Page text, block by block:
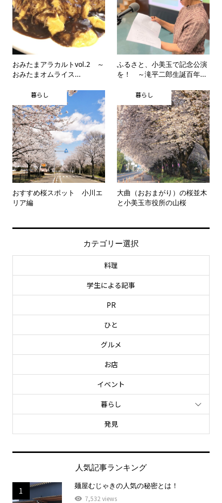
おみたまアラカルトvol.2 ～
おみたまオムライス...
ふるさと、小美玉で記念公演
を！ ～滝平二郎生誕百年...
暮らし
おすすめ桜スポット 小川エ
リア編
暮らし
大曲（おおまがり）の桜並木
と小美玉市役所の山桜
カテゴリー選択
料理
学生による記事
PR
ひと
グルメ
お店
イベント
暮らし
発見
人気記事ランキング
1
麺屋むじゃきの人気の秘密とは！
7,532 views